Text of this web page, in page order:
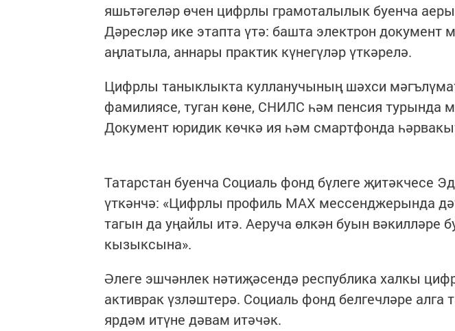
яшьтәгеләр өчен цифрлы грамоталылык буенча
Дәресләр ике этапта үтә: башта электрон документ
аңлатыла, аннары практик күнегүләр үткәрелә.
Цифрлы таныклыкта кулланучының шәхси
фамилиясе, туган көне, СНИЛС һәм пенсия турында
Документ юридик көчкә ия һәм смартфонда
Татарстан буенча Социаль фонд бүлеге җитәкчесе
үткәнчә: «Цифрлы профиль MAX мессенджерында
тагын да уңайлы итә. Аеруча өлкән буын вәкилләре
кызыксына».
Әлеге эшчәнлек нәтиҗәсендә республика халкы
активрак үзләштерә. Социаль фонд белгечләре алга
ярдәм итүне дәвам итәчәк.